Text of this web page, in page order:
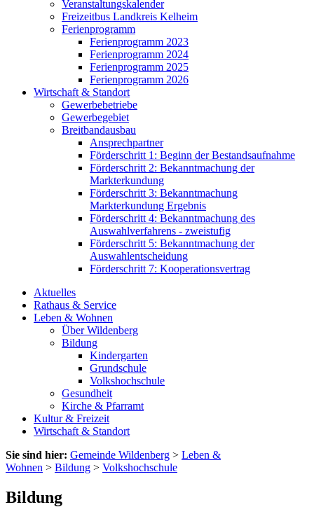
Veranstaltungskalender
Freizeitbus Landkreis Kelheim
Ferienprogramm
Ferienprogramm 2023
Ferienprogramm 2024
Ferienprogramm 2025
Ferienprogramm 2026
Wirtschaft & Standort
Gewerbebetriebe
Gewerbegebiet
Breitbandausbau
Ansprechpartner
Förderschritt 1: Beginn der Bestandsaufnahme
Förderschritt 2: Bekanntmachung der
Markterkundung
Förderschritt 3: Bekanntmachung
Markterkundung Ergebnis
Förderschritt 4: Bekanntmachung des
Auswahlverfahrens - zweistufig
Förderschritt 5: Bekanntmachung der
Auswahlentscheidung
Förderschritt 7: Kooperationsvertrag
Aktuelles
Rathaus & Service
Leben & Wohnen
Über Wildenberg
Bildung
Kindergarten
Grundschule
Volkshochschule
Gesundheit
Kirche & Pfarramt
Kultur & Freizeit
Wirtschaft & Standort
Sie sind hier: Gemeinde Wildenberg > Leben &
Wohnen > Bildung > Volkshochschule
Bildung